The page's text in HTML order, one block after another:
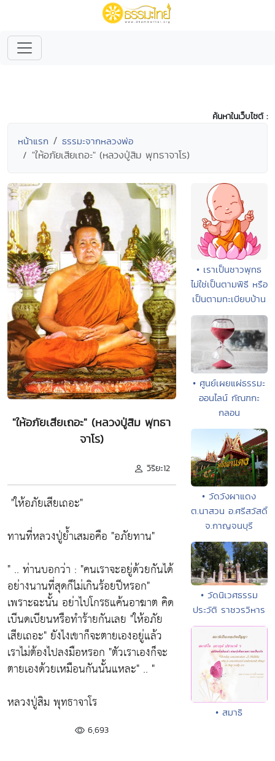
ค้นหาในเว็บไซต์ :
หน้าแรก ธรรมะจากหลวงพ่อ
"ให้อภัยเสียเถอะ" (หลวงปู่สิม พุทธาจาโร)
"ให้อภัยเสียเถอะ" (หลวงปู่สิม พุทธา
จาโร)
วิริยะ12
"ให้อภัยเสียเถอะ"
ทานที่หลวงปู่ย้ำเสมอคือ "อภัยทาน"
" .. ท่านบอกว่า : "คนเราจะอยู่ด้วยกันได้
อย่างนานที่สุดก็ไม่เกินร้อยปีหรอก"
เพราะฉะนั้น อย่าไปโกรธแค้นอาฆาต คิด
เบีนดเบียนหรือทำร้ายกันเลย "ให้อภัย
เสียเถอะ" ยังไงเขาก็จะตายเองอยู่แล้ว
เราไม่ต้องไปลงมือหรอก "ตัวเราเองก็จะ
ตายเองด้วยเหมือนกันนั้นแหละ" .. "
หลวงปู่สิม พุทธาจาโร
6,693
• เราเป็นชาวพุทธ
ไม่ใช่เป็นตามพิธี หรือ
เป็นตามทะเบียบบ้าน
• ศูนย์เผยแผ่ธรรมะ
ออนไลน์ กัณฑกะ
กลอน
• วัดวังผาแดง
ต.นาสวน อ.ศรีสวัสดิ์
จ.กาญจนบุรี
• วัดนิเวศธรรม
ประวัติ ราชวรวิหาร
• สมาธิ